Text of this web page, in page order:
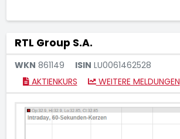
RTL Group S.A.
WKN 861149 ISIN LU0061462528
AKTIENKURS
WEITERE MELDUNGEN